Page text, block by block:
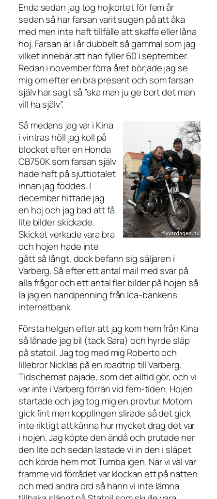
Enda sedan jag tog hojkortet för fem år
sedan så har farsan varit sugen på att åka
med men inte haft tillfälle att skaffa eller låna
hoj. Farsan är i år dubbelt så gammal som jag
vilket innebär att han fyller 60 i september.
Redan i november förra året började jag se
mig om efter en bra present och som farsan
själv har sagt så ”ska man ju ge bort det man
vill ha själv”.
Så medans jag var i Kina
i vintras höll jag koll på
blocket efter en Honda
CB750K som farsan själv
hade haft på sjuttiotalet
innan jag föddes. I
december hittade jag
en hoj och jag bad att få
lite bilder skickade.
Skicket verkade vara bra
och hojen hade inte
gått så långt, dock befann sig säljaren i
Varberg. Så efter ett antal mail med svar på
alla frågor och ett antal fler bilder på hojen så
la jag en handpenning från Ica-bankens
internetbank.
Första helgen efter att jag kom hem från Kina
så lånade jag bil (tack Sara) och hyrde släp
på statoil. Jag tog med mig Roberto och
lillebror Nicklas på en roadtrip till Varberg.
Tidschemat pajade, som det alltid gör, och vi
var inte i Varberg förrän vid fem-tiden. Hojen
startade och jag tog mig en provtur. Motorn
gick fint men kopplingen slirade så det gick
inte riktigt att känna hur mycket drag det var
i hojen. Jag köpte den ändå och prutade ner
den lite och sedan lastade vi in den i släpet
och körde hem mot Tumba igen. När vi väl var
framme vid förrådet var klockan ett på natten
och med andra ord så hann vi inte lämna